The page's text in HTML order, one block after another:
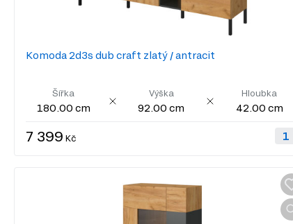
Komoda 2d3s dub craft zlatý / antracit
Šířka
180.00 cm
Výška
92.00 cm
Hloubka
42.00 cm
7 399 Kč